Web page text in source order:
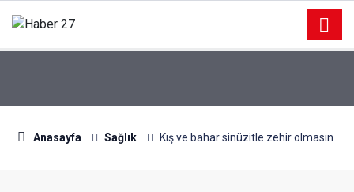
Anasayfa Sağlık Kış ve bahar sinüzitle zehir olmasın